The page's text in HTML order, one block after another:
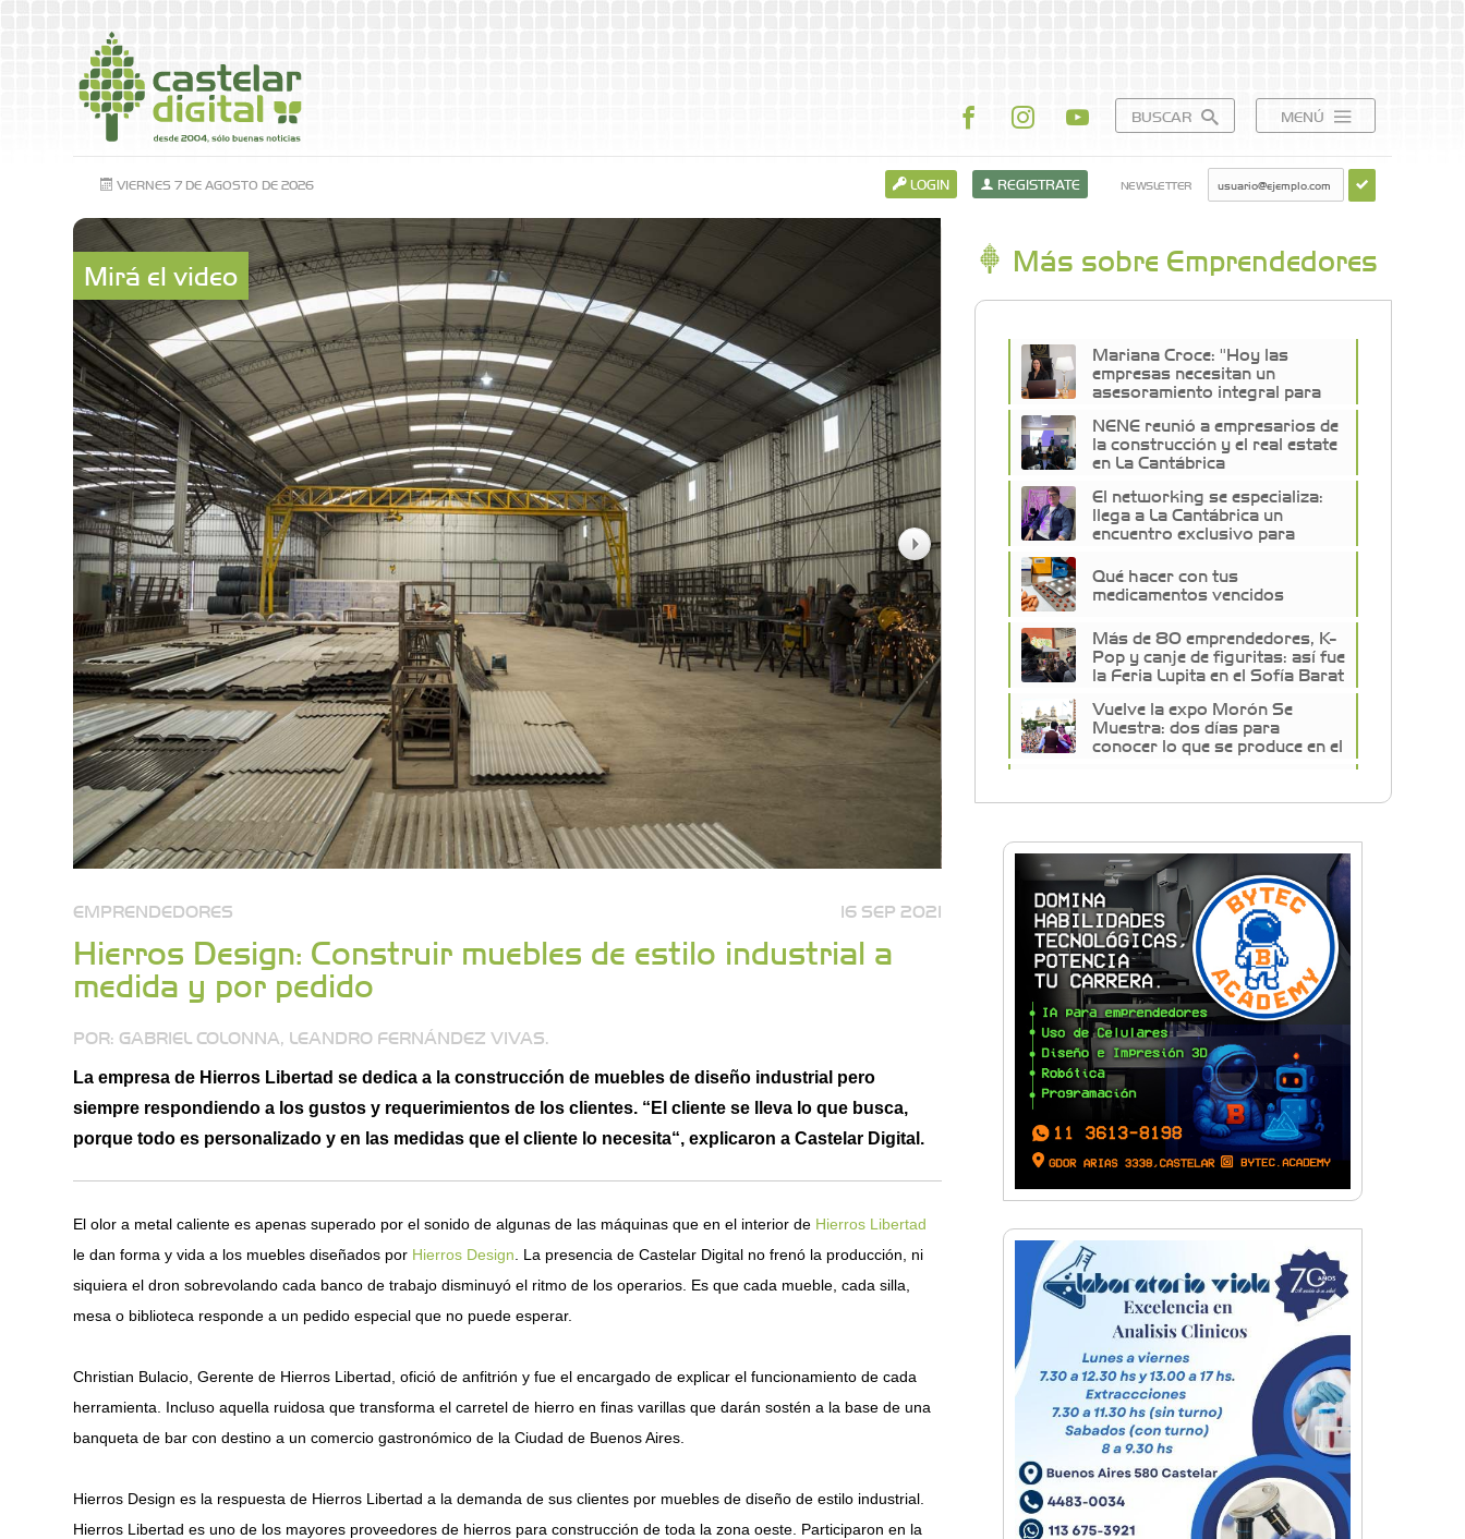
BUSCAR MENÚ
VIERNES 7 DE AGOSTO DE 2026 LOGIN REGISTRATE NEWSLETTER
Mirá el video
EMPRENDEDORES 16 SEP 2021
Hierros Design: Construir muebles de estilo industrial a
medida y por pedido
POR: GABRIEL COLONNA, LEANDRO FERNÁNDEZ VIVAS.
La empresa de Hierros Libertad se dedica a la construcción de muebles de diseño industrial pero
siempre respondiendo a los gustos y requerimientos de los clientes. “El cliente se lleva lo que busca,
porque todo es personalizado y en las medidas que el cliente lo necesita“, explicaron a Castelar Digital.
El olor a metal caliente es apenas superado por el sonido de algunas de las máquinas que en el interior de Hierros Libertad
le dan forma y vida a los muebles diseñados por Hierros Design . La presencia de Castelar Digital no frenó la producción, ni
siquiera el dron sobrevolando cada banco de trabajo disminuyó el ritmo de los operarios. Es que cada mueble, cada silla,
mesa o biblioteca responde a un pedido especial que no puede esperar.
Christian Bulacio, Gerente de Hierros Libertad, ofició de anfitrión y fue el encargado de explicar el funcionamiento de cada
herramienta. Incluso aquella ruidosa que transforma el carretel de hierro en finas varillas que darán sostén a la base de una
banqueta de bar con destino a un comercio gastronómico de la Ciudad de Buenos Aires.
Hierros Design es la respuesta de Hierros Libertad a la demanda de sus clientes por muebles de diseño de estilo industrial.
Hierros Libertad es uno de los mayores proveedores de hierros para construcción de toda la zona oeste. Participaron en la
Más sobre Emprendedores
Mariana Croce: "Hoy las
empresas necesitan un
asesoramiento integral para
NENE reunió a empresarios de
la construcción y el real estate
en La Cantábrica
El networking se especializa:
llega a La Cantábrica un
encuentro exclusivo para
Qué hacer con tus
medicamentos vencidos
Más de 80 emprendedores, K-
Pop y canje de figuritas: así fue
la Feria Lupita en el Sofía Barat
Vuelve la expo Morón Se
Muestra: dos días para
conocer lo que se produce en el
Venezolano: Tequeños, la
Build With AI: Google
Developer Groups Castelar
llevó charlas de IA a BYTEC
Lunettes de vegetales y
corazón de mozzarella: El paso
a paso para una pasta de autor
Una organización en
expansión: Pamela Álvarez y
su enfoque integral en seguros
La mejor berenjena en
escabeche está en la Zona
Oeste
Viva Fest llenó la plaza San
Martín de Haedo con música,
feria y familias